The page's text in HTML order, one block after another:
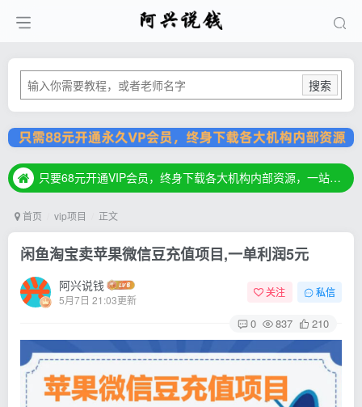
搜索
只要68元开通VIP会员，终身下载各大机构内部资源，一站式草根创业基地，最新最强网赚教程大全，小投入，大回报！
只要68元开通VIP会员，终身下载各大机构内部资源，一站式草根创业基地，最新最强网赚教程大全，小投入，大回报！
首页 vip项目 正文
闲鱼淘宝卖苹果微信豆充值项目,一单利润5元
阿兴说钱
5月7日 21:03更新
关注 私信
0 837 210